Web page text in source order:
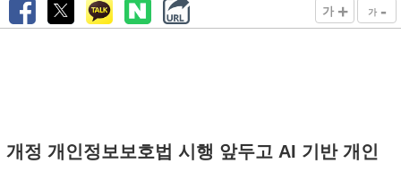
가 + 가 -
개정 개인정보보호법 시행 앞두고 AI 기반 개인